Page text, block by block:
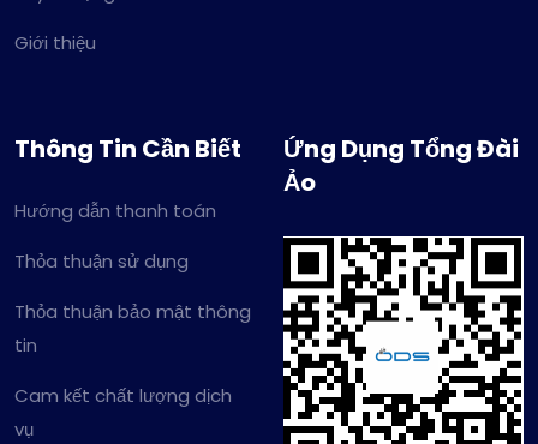
Giới thiệu
Thông Tin Cần Biết
Hướng dẫn thanh toán
Thỏa thuận sử dụng
Thỏa thuận bảo mật thông
tin
Cam kết chất lượng dịch
vụ
Ứng Dụng Tổng Đài
Ảo